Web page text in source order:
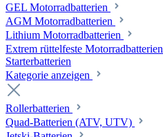
GEL Motorradbatterien
AGM Motorradbatterien
Lithium Motorradbatterien
Extrem rüttelfeste Motorradbatterien
Starterbatterien
Kategorie anzeigen
Rollerbatterien
Quad-Batterien (ATV, UTV)